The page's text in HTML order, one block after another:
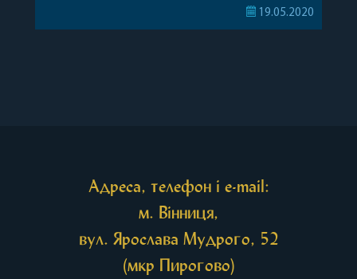
район, Вінницька область). Контакти Телефон: +38
19.05.2020
Адреса, телефон і e-mail:
м. Вінниця,
вул. Ярослава Мудрого, 52
(мкр Пирогово)